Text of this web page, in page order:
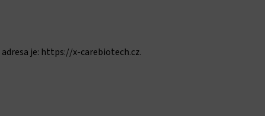
adresa je: https://x-carebiotech.cz.